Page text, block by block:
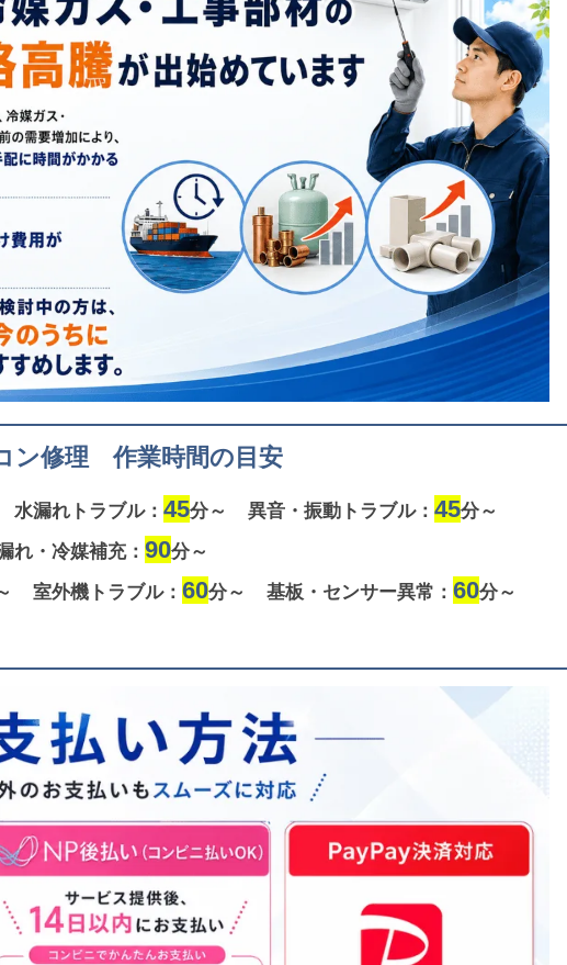
ン修理 作業時間の目安
水漏れトラブル： 45分～ 異音・振動トラブル： 45分～
れ・冷媒補充： 90分～
室外機トラブル： 60分～ 基板・センサー異常： 60分～